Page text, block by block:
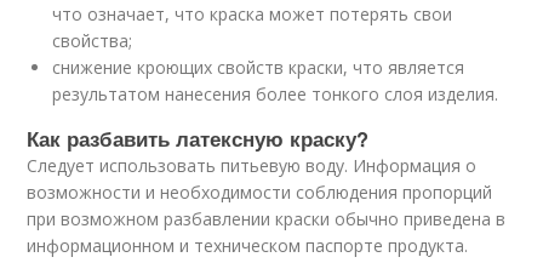
что означает, что краска может потерять свои
свойства;
снижение кроющих свойств краски, что является
результатом нанесения более тонкого слоя изделия.
Как разбавить латексную краску?
Следует использовать питьевую воду. Информация о
возможности и необходимости соблюдения пропорций
при возможном разбавлении краски обычно приведена в
информационном и техническом паспорте продукта.